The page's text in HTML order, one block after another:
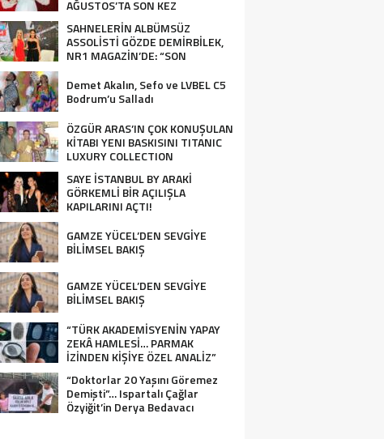
AĞUSTOS’TA SON KEZ
HARBİYE’DE OLACAK!
SAHNELERİN ALBÜMSÜZ
ASSOLİSTİ GÖZDE DEMİRBİLEK,
NR1 MAGAZİN’DE: “SON
OLACAĞIM!”
Demet Akalın, Sefo ve LVBEL C5
Bodrum’u Salladı
ÖZGÜR ARAS’IN ÇOK KONUŞULAN
KİTABI YENI BASKISINI TITANIC
LUXURY COLLECTION
BODRUM’DA KUTLADI
SAYE İSTANBUL BY ARAKİ
GÖRKEMLİ BİR AÇILIŞLA
KAPILARINI AÇTI!
GAMZE YÜCEL’DEN SEVGİYE
BİLİMSEL BAKIŞ
GAMZE YÜCEL’DEN SEVGİYE
BİLİMSEL BAKIŞ
“TÜRK AKADEMİSYENİN YAPAY
ZEKÂ HAMLESİ… PARMAK
İZİNDEN KİŞİYE ÖZEL ANALİZ”
“Doktorlar 20 Yaşını Göremez
Demişti”… Ispartalı Çağlar
Özyiğit’in Derya Bedavacı